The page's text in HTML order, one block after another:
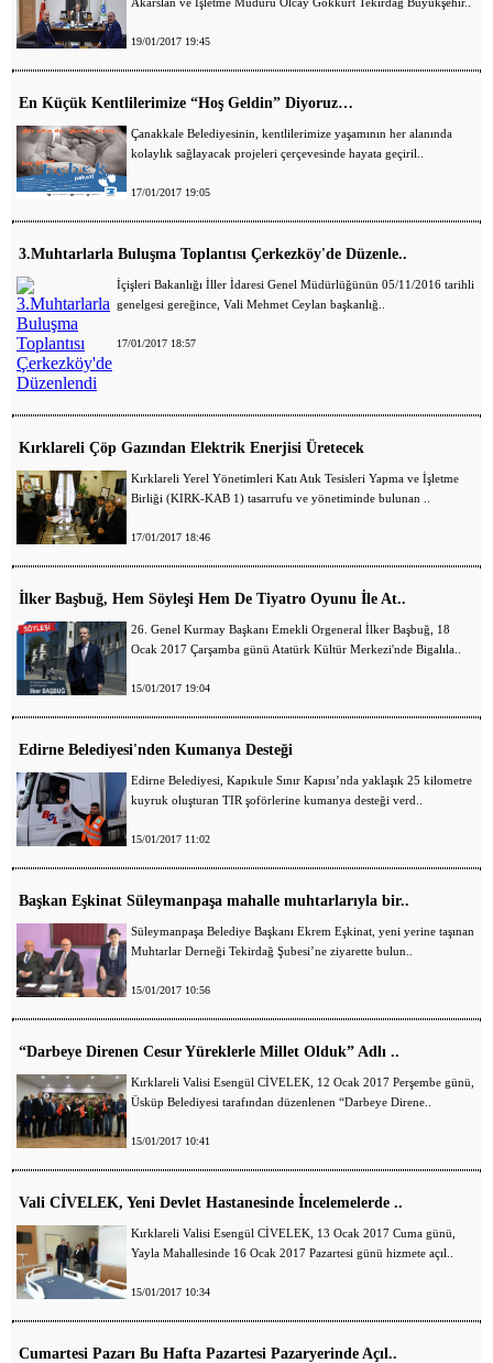
19/01/2017 19:45
En Küçük Kentlilerimize “Hoş Geldin” Diyoruz…
Çanakkale Belediyesinin, kentlilerimize yaşamının her alanında
kolaylık sağlayacak projeleri çerçevesinde hayata geçiril..
17/01/2017 19:05
3.Muhtarlarla Buluşma Toplantısı Çerkezköy'de Düzenle..
İçişleri Bakanlığı İller İdaresi Genel Müdürlüğünün 05/11/2016 tarihli
genelgesi gereğince, Vali Mehmet Ceylan başkanlığ..
17/01/2017 18:57
Kırklareli Çöp Gazından Elektrik Enerjisi Üretecek
Kırklareli Yerel Yönetimleri Katı Atık Tesisleri Yapma ve İşletme
Birliği (KIRK-KAB 1) tasarrufu ve yönetiminde bulunan ..
17/01/2017 18:46
İlker Başbuğ, Hem Söyleşi Hem De Tiyatro Oyunu İle At..
26. Genel Kurmay Başkanı Emekli Orgeneral İlker Başbuğ, 18
Ocak 2017 Çarşamba günü Atatürk Kültür Merkezi'nde Bigalıla..
15/01/2017 19:04
Edirne Belediyesi'nden Kumanya Desteği
Edirne Belediyesi, Kapıkule Sınır Kapısı’nda yaklaşık 25 kilometre
kuyruk oluşturan TIR şoförlerine kumanya desteği verd..
15/01/2017 11:02
Başkan Eşkinat Süleymanpaşa mahalle muhtarlarıyla bir..
Süleymanpaşa Belediye Başkanı Ekrem Eşkinat, yeni yerine taşınan
Muhtarlar Derneği Tekirdağ Şubesi’ne ziyarette bulun..
15/01/2017 10:56
“Darbeye Direnen Cesur Yüreklerle Millet Olduk” Adlı ..
Kırklareli Valisi Esengül CİVELEK, 12 Ocak 2017 Perşembe günü,
Üsküp Belediyesi tarafından düzenlenen “Darbeye Direne..
15/01/2017 10:41
Vali CİVELEK, Yeni Devlet Hastanesinde İncelemelerde ..
Kırklareli Valisi Esengül CİVELEK, 13 Ocak 2017 Cuma günü,
Yayla Mahallesinde 16 Ocak 2017 Pazartesi günü hizmete açıl..
15/01/2017 10:34
Cumartesi Pazarı Bu Hafta Pazartesi Pazaryerinde Açıl..